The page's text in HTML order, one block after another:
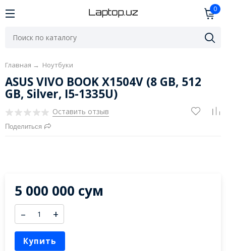
0
Главная → Ноутбуки
ASUS VIVO BOOK X1504V (8 GB, 512
GB, Silver, I5-1335U)
Оставить отзыв
Поделиться
5 000 000 сум
– +
Купить